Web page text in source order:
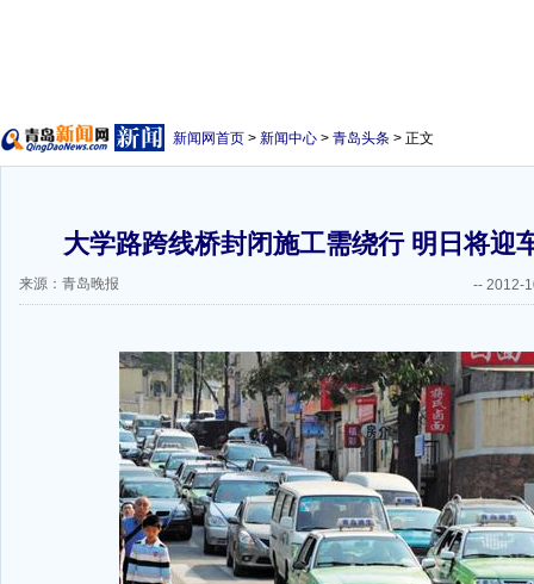
新闻网首页 > 新闻中心 > 青岛头条 > 正文
大学路跨线桥封闭施工需绕行 明日将迎
来源：青岛晚报 -- 2012-